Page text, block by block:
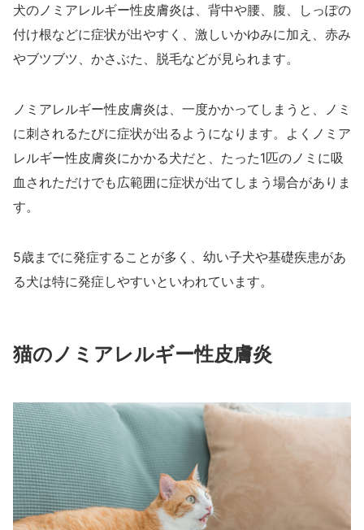
犬のノミアレルギー性皮膚炎は、背中や腰、腹、しっぽの
付け根などに症状が出やすく、激しいかゆみに加え、赤み
やブツブツ、かさぶた、脱毛などが見られます。
ノミアレルギー性皮膚炎は、一度かかってしまうと、ノミ
に刺されるたびに症状が出るようになります。よくノミア
レルギー性皮膚炎にかかる犬だと、たった1匹のノミに吸
血されただけでも広範囲に症状が出てしまう場合がありま
す。
5歳までに発症することが多く、幼い子犬や基礎疾患があ
る犬は特に発症しやすいといわれています。
猫のノミアレルギー性皮膚炎